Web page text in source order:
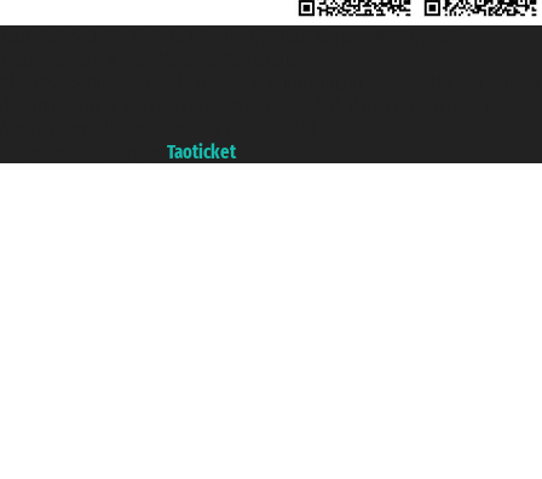
Taoticket